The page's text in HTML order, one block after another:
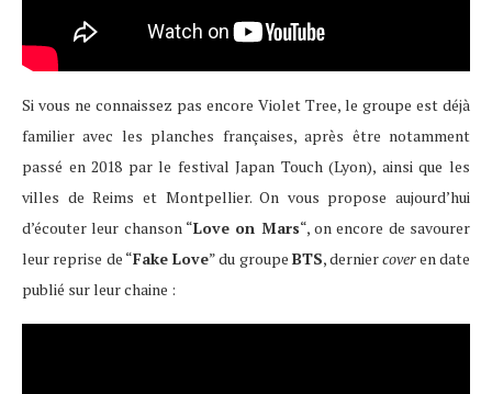
Si vous ne connaissez pas encore Violet Tree, le groupe est déjà
familier avec les planches françaises, après être notamment
passé en 2018 par le festival Japan Touch (Lyon), ainsi que les
villes de Reims et Montpellier. On vous propose aujourd’hui
d’écouter leur chanson “Love on Mars“, on encore de savourer
leur reprise de “Fake Love” du groupe BTS, derniercoveren date
publié sur leur chaine :